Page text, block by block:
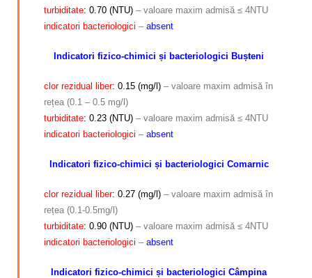
turbiditate: 0.70 (NTU) – valoare maxim admisă ≤ 4NTU
indicatori bacteriologici – absent
Indicatori fizico-chimici și bacteriologici Bușteni
clor rezidual liber: 0.15 (mg/l) – valoare maxim admisă în
rețea (0.1 – 0.5 mg/l)
turbiditate: 0.23 (NTU) – valoare maxim admisă ≤ 4NTU
indicatori bacteriologici – absent
Indicatori fizico-chimici și bacteriologici Comarnic
clor rezidual liber: 0.27 (mg/l) – valoare maxim admisă în
rețea (0.1-0.5mg/l)
turbiditate: 0.90 (NTU) – valoare maxim admisă ≤ 4NTU
indicatori bacteriologici – absent
Indicatori fizico-chimici și bacteriologici Câmpina